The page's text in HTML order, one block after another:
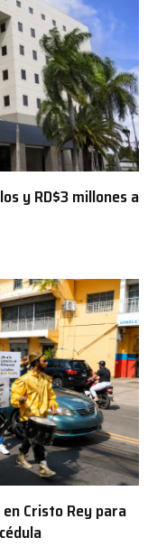
y RD$3 millones a
Cristo Rey para